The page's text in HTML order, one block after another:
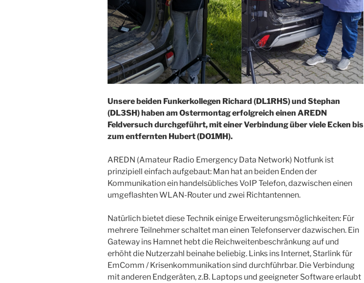
Unsere beiden Funkerkollegen Richard (DL1RHS) und Stephan
(DL3SH) haben am Ostermontag erfolgreich einen AREDN
Feldversuch durchgeführt, mit einer Verbindung über viele Ecken bis
zum entfernten Hubert (DO1MH).
AREDN (Amateur Radio Emergency Data Network) Notfunk ist
prinzipiell einfach aufgebaut: Man hat an beiden Enden der
Kommunikation ein handelsübliches VoIP Telefon, dazwischen einen
umgeflashten WLAN-Router und zwei Richtantennen.
Natürlich bietet diese Technik einige Erweiterungsmöglichkeiten: Für
mehrere Teilnehmer schaltet man einen Telefonserver dazwischen. Ein
Gateway ins Hamnet hebt die Reichweitenbeschränkung auf und
erhöht die Nutzerzahl beinahe beliebig. Links ins Internet, Starlink für
EmComm / Krisenkommunikation sind durchführbar. Die Verbindung
mit anderen Endgeräten, z.B. Laptops und geeigneter Software erlaubt